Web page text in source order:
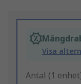
Visa
Antal (1